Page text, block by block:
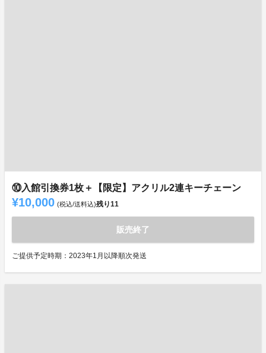
⑩入館引換券1枚＋【限定】アクリル2連キーチェーン
¥10,000 (税込/送料込)残り11
販売終了
ご提供予定時期：2023年1月以降順次発送